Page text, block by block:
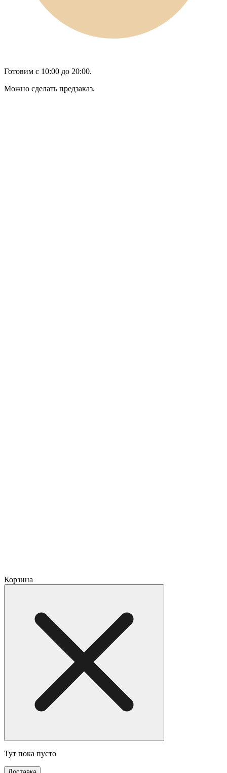
Готовим с 10:00 до 20:00.
Можно сделать предзаказ.
Корзина
Тут пока пусто